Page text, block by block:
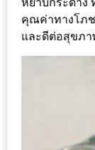
บน
นวัน
คุณค่าทางโภ
และดีต่อสุขภา